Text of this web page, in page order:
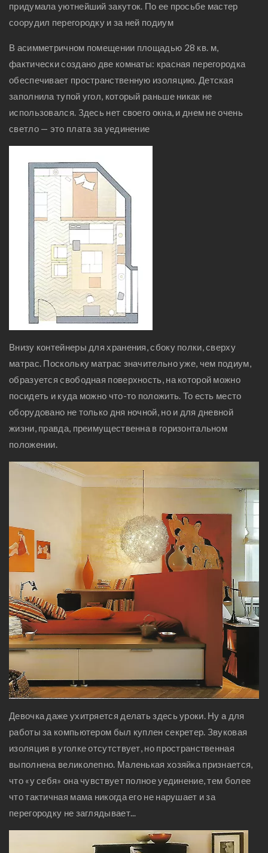
придумала уютнейший закуток. По ее просьбе мастер
соорудил перегородку и за ней подиум
В асимметричном помещении площадью 28 кв. м,
фактически создано две комнаты: красная перегородка
обеспечивает пространственную изоляцию. Детская
заполнила тупой угол, который раньше никак не
использовался. Здесь нет своего окна, и днем не очень
светло — это плата за уединение
Внизу контейнеры для хранения, сбоку полки, сверху
матрас. Поскольку матрас значительно уже, чем подиум,
образуется свободная поверхность, на которой можно
посидеть и куда можно что-то положить. То есть место
оборудовано не только дня ночной, но и для дневной
жизни, правда, преимущественна в горизонтальном
положении.
Девочка даже ухитряется делать здесь уроки. Ну а для
работы за компьютером был куплен секретер. Звуковая
изоляция в уголке отсутствует, но пространственная
выполнена великолепно. Маленькая хозяйка признается,
что «у себя» она чувствует полное уединение, тем более
что тактичная мама никогда его не нарушает и за
перегородку не заглядывает...